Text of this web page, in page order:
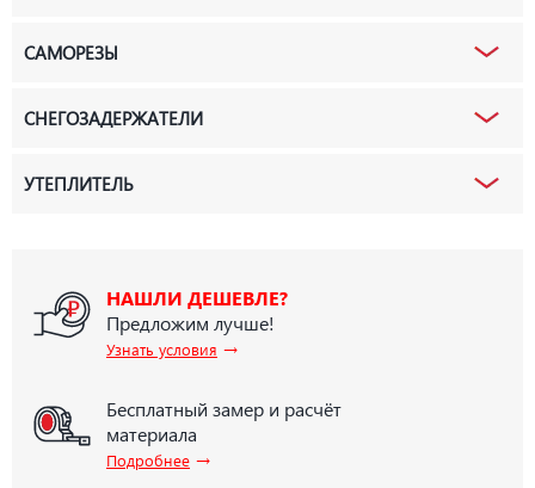
САМОРЕЗЫ
СНЕГОЗАДЕРЖАТЕЛИ
УТЕПЛИТЕЛЬ
НАШЛИ ДЕШЕВЛЕ?
Предложим лучше!
Узнать условия →
Бесплатный замер и расчёт
материала
Подробнее →